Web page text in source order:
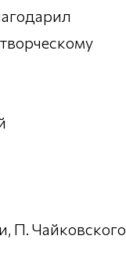
П. Чайковского